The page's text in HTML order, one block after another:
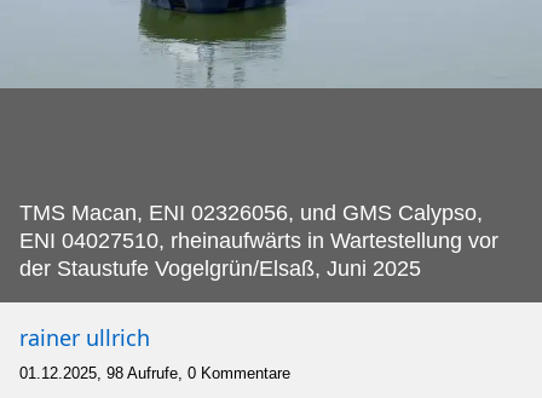
TMS Macan, ENI 02326056, und GMS Calypso,
ENI 04027510, rheinaufwärts in Wartestellung vor
der Staustufe Vogelgrün/Elsaß, Juni 2025
rainer ullrich
01.12.2025, 98 Aufrufe, 0 Kommentare